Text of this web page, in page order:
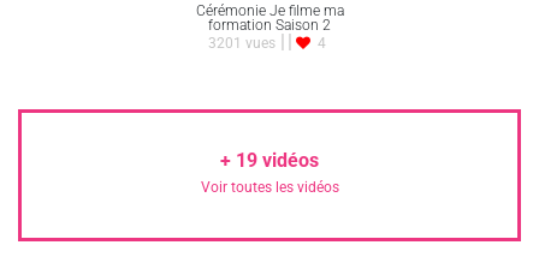
Cérémonie Je filme ma
formation Saison 2
3201 vues
4
+ 19 vidéos
Voir toutes les vidéos